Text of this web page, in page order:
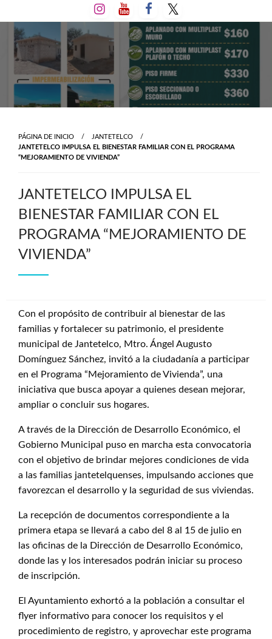
al
contenido
PÁGINA DE INICIO
JANTETELCO
JANTETELCO IMPULSA EL BIENESTAR FAMILIAR CON EL PROGRAMA
“MEJORAMIENTO DE VIVIENDA”
JANTETELCO IMPULSA EL
BIENESTAR FAMILIAR CON EL
PROGRAMA “MEJORAMIENTO DE
VIVIENDA”
Con el propósito de contribuir al bienestar de las
familias y fortalecer su patrimonio, el presidente
municipal de Jantetelco, Mtro. Ángel Augusto
Domínguez Sánchez, invitó a la ciudadanía a participar
en el Programa “Mejoramiento de Vivienda”, una
iniciativa que busca apoyar a quienes desean mejorar,
ampliar o concluir sus hogares.
A través de la Dirección de Desarrollo Económico, el
Gobierno Municipal puso en marcha esta convocatoria
con el objetivo de brindar mejores condiciones de vida
a las familias jantetelquenses, impulsando acciones que
favorezcan el desarrollo y la seguridad de sus viviendas.
La recepción de documentos correspondiente a la
primera etapa se llevará a cabo del 8 al 15 de julio en
las oficinas de la Dirección de Desarrollo Económico,
donde las y los interesados podrán iniciar su proceso
de inscripción.
El Ayuntamiento exhortó a la población a consultar el
flyer informativo para conocer los requisitos y el
procedimiento de registro, y aprovechar este programa